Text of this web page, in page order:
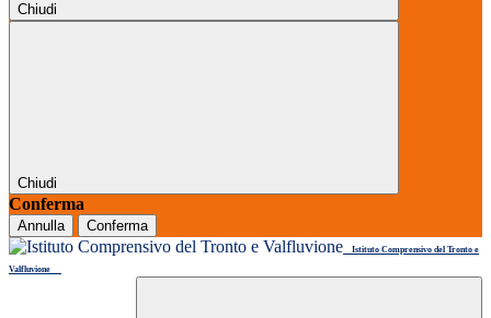
Chiudi
Chiudi
Conferma
Annulla Conferma
Istituto Comprensivo del Tronto e
Valfluvione